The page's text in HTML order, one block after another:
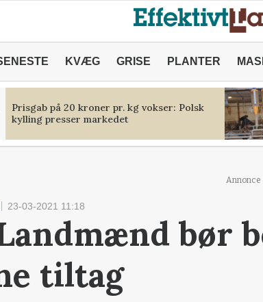
KVÆG GRISE PLANTER
Prisgab på 20 kroner pr. kg vokser: Polsk
kylling presser markedet
Annonce
23-03-2021 11:18
bør
tiltag